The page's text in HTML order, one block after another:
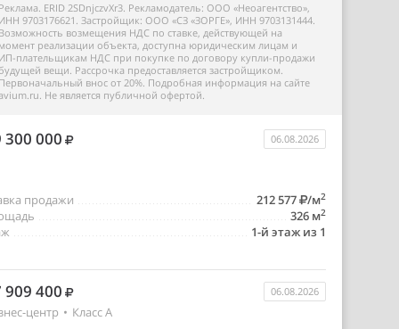
ERID 2SDnjczvXr3. Рекламодатель: ООО «Неоагентство»,
9703176621. Застройщик: ООО «СЗ «ЗОРГЕ», ИНН 9703131444.
возмещения НДС по ставке, действующей на
реализации объекта, доступна юридическим лицам и
плательщикам НДС при покупке по договору купли-продажи
вещи. Рассрочка предоставляется застройщиком.
внос от 20%. Подробная информация на сайте
Не является публичной офертой.
06.08.2026
300 000
212 577 /м2
продажи
326 м2
1-й этаж из 1
06.08.2026
909 400
центр • Класс A